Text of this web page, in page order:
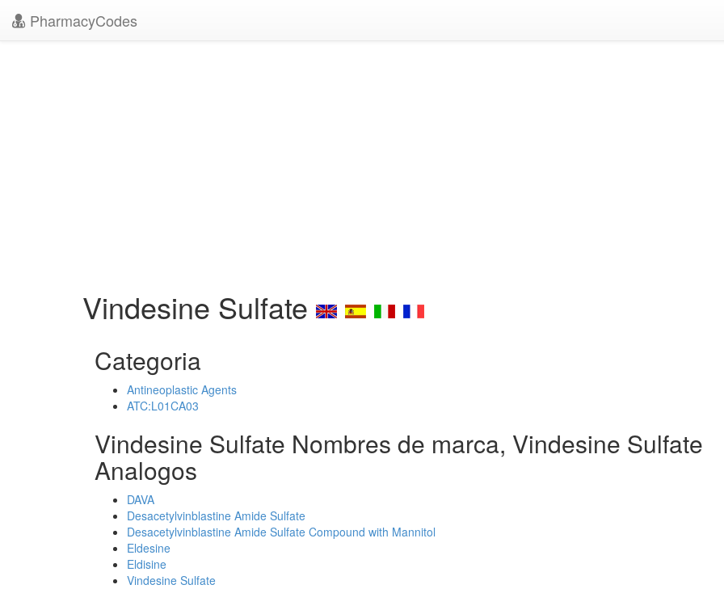
PharmacyCodes
Vindesine Sulfate
Categoria
Antineoplastic Agents
ATC:L01CA03
Vindesine Sulfate Nombres de marca, Vindesine Sulfate
Analogos
DAVA
Desacetylvinblastine Amide Sulfate
Desacetylvinblastine Amide Sulfate Compound with Mannitol
Eldesine
Eldisine
Vindesine Sulfate